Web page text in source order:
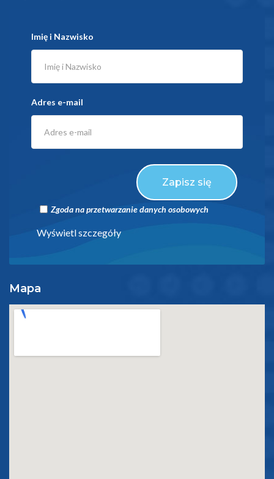
Imię i Nazwisko
Adres e-mail
Zapisz się
Zgoda na przetwarzanie danych osobowych
Wyświetl szczegóły
Mapa